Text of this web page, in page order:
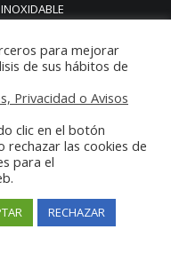
MADRID
monoblock a medida
monoblock a medida
industriales
casas chalets
PARA HOGARES
para mejorar
de sus hábitos de
Privacidad o Avisos
clic en el botón
rechazar las cookies de
para el
RECHAZAR